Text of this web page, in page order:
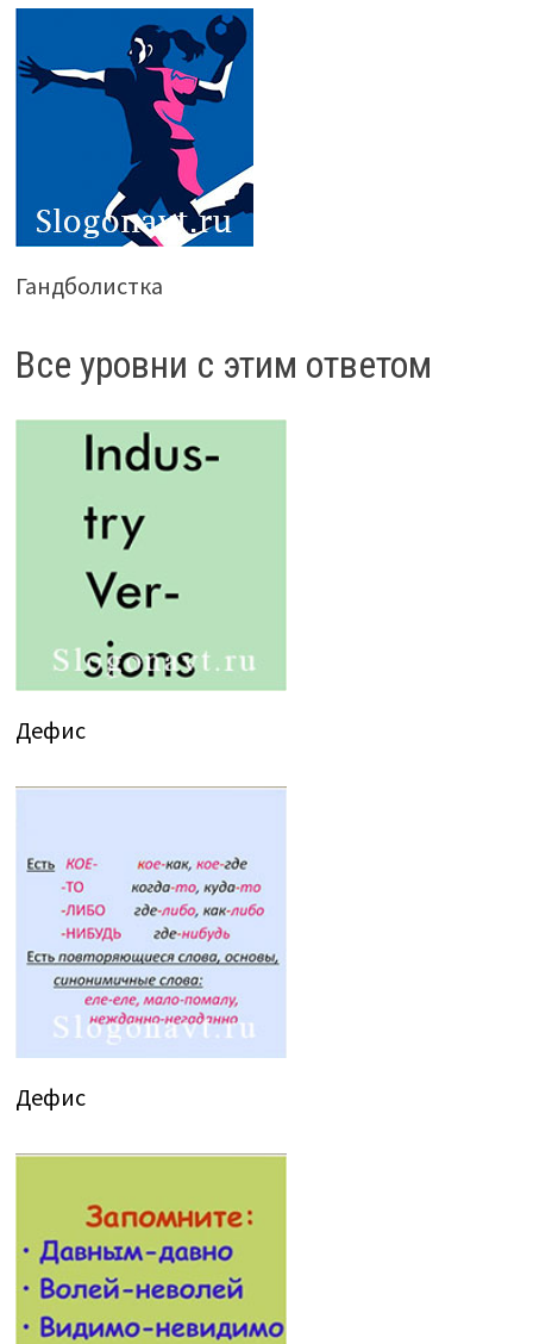
Гандболистка
Все уровни с этим ответом
Дефис
Дефис